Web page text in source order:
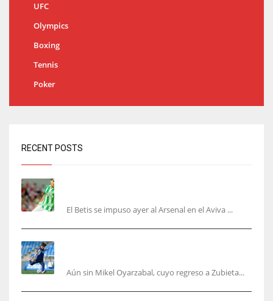
UFC
Olympics
Boxing
Tennis
Poker
RECENT POSTS
El Betis se impuso ayer al Arsenal en el Aviva ...
Aún sin Mikel Oyarzabal, cuyo regreso a Zubieta...